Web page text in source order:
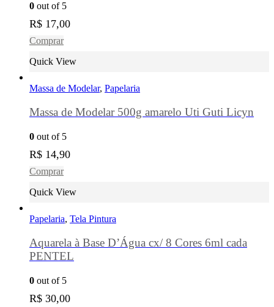
0 out of 5
R$ 17,00
Comprar
Quick View
Massa de Modelar, Papelaria
Massa de Modelar 500g amarelo Uti Guti Licyn
0 out of 5
R$ 14,90
Comprar
Quick View
Papelaria, Tela Pintura
Aquarela à Base D’Água cx/ 8 Cores 6ml cada
PENTEL
0 out of 5
R$ 30,00